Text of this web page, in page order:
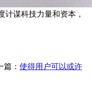
计谋科技力量和资本，
篇： 使得用户可以或许